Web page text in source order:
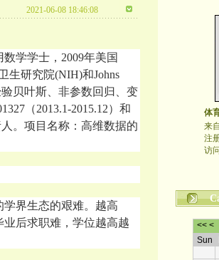
2021-06-08 18:46:08
学学士，2009年美国
生研究院(NIH)和Johns
贝叶斯、非参数回归、变
（2013.1-2015.12）和
。项目名称：高维数据的
界生态的艰难。越高
后求职难，学位越高越
体
来
注
访